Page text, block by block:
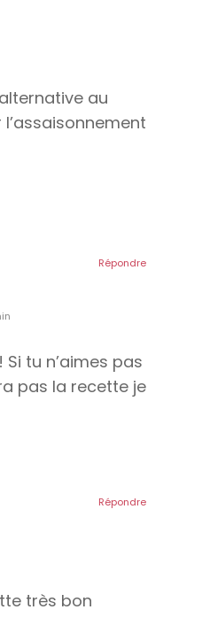
au
tu n’aimes pas
pas la recette je
Répondre
très bon
Répondre